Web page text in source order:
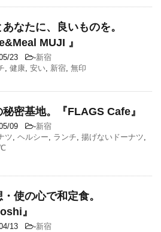
あなたに、良いものを。
MUJI 』
23 -新宿
, 健康, 安い, 新宿, 無印
密基地。『FLAGS Cafe』
09 -新宿
ツ, ヘルシー, ランチ, 揚げないドーナツ,
使の心で和定食。
』
13 -新宿